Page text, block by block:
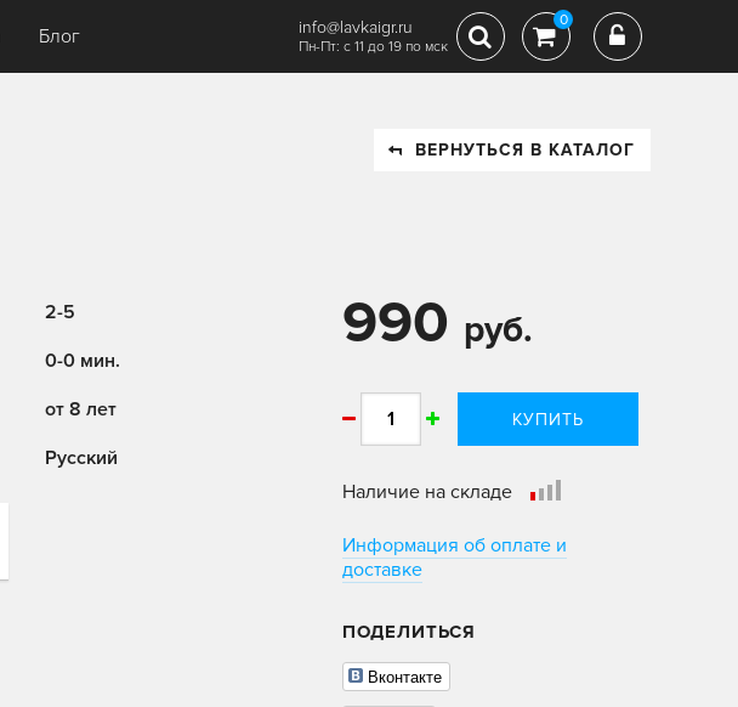
Блог info@lavkaigr.ru
Пн-Пт: с 11 до 19 по мск
0
ВЕРНУТЬСЯ В КАТАЛОГ
2-5
0-0 мин.
от 8 лет
Русский
990 руб.
КУПИТЬ
Наличие на складе
Информация об оплате и
доставке
ПОДЕЛИТЬСЯ
Вконтакте